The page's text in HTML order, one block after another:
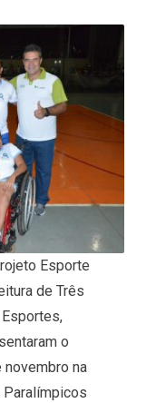
Esporte
de Três
o
na